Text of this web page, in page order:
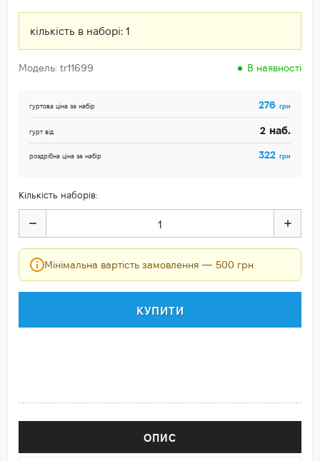
кількість в наборі: 1
Модель: tr11699 В наявності
гуртова ціна за набір 276 грн
гурт від 2 наб.
роздрібна ціна за набір 322 грн
Кількість наборів:
Мінімальна вартість замовлення — 500 грн
КУПИТИ
ОПИС